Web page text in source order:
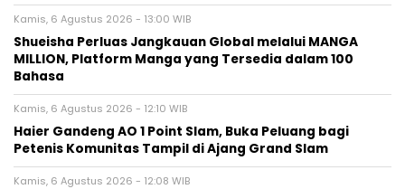
Kamis, 6 Agustus 2026 - 13:00 WIB
Shueisha Perluas Jangkauan Global melalui MANGA
MILLION, Platform Manga yang Tersedia dalam 100
Bahasa
Kamis, 6 Agustus 2026 - 12:10 WIB
Haier Gandeng AO 1 Point Slam, Buka Peluang bagi
Petenis Komunitas Tampil di Ajang Grand Slam
Kamis, 6 Agustus 2026 - 12:08 WIB